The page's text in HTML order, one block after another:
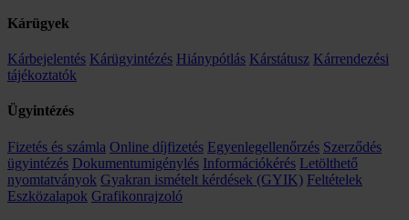
Kárügyek
Kárbejelentés Kárügyintézés Hiánypótlás Kárstátusz Kárrendezési
tájékoztatók
Ügyintézés
Fizetés és számla Online díjfizetés Egyenlegellenőrzés Szerződés
ügyintézés Dokumentumigénylés Információkérés Letölthető
nyomtatványok Gyakran ismételt kérdések (GYIK) Feltételek
Eszközalapok Grafikonrajzoló